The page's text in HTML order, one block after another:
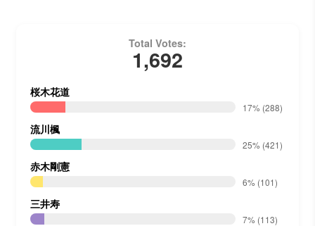
Total Votes:
1,692
桜木花道
17% (288)
流川楓
25% (421)
赤木剛憲
6% (101)
三井寿
7% (113)